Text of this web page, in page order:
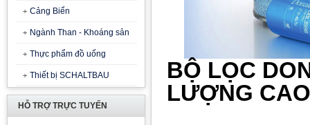
Cảng Biển
Ngành Than - Khoáng sản
Thực phẩm đồ uống
Thiết bị SCHALTBAU
HỖ TRỢ TRỰC TUYẾN
BỘ LỌC
LƯỢNG CAO